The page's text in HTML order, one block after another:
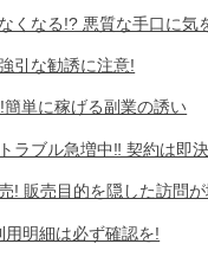
くなる!? 悪質な手口に気
引な勧誘に注意!
単に稼げる副業の誘い
ラブル急増中‼ 契約は即
! 販売目的を隠した訪問
用明細は必ず確認を!